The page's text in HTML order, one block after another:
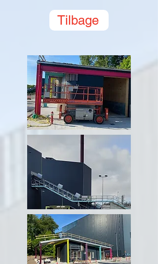
Tilbage